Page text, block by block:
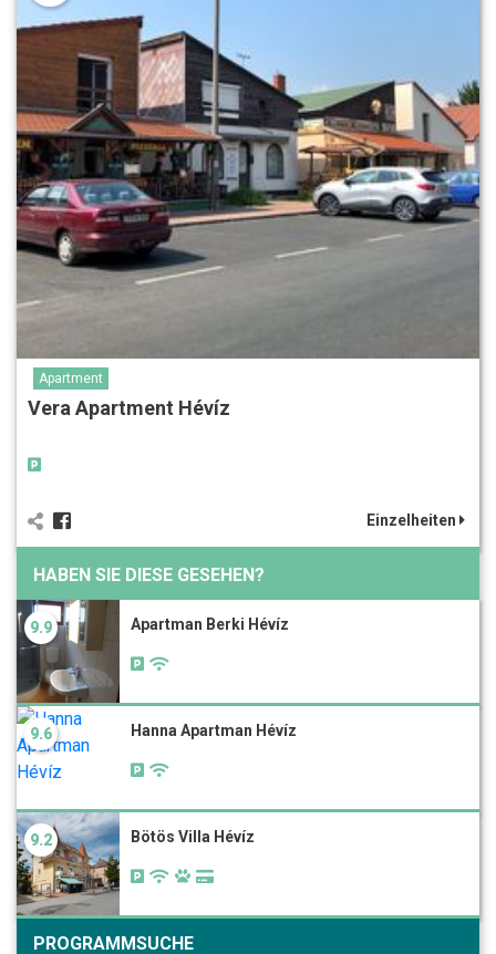
Apartment
Vera Apartment Hévíz
Einzelheiten
HABEN SIE DIESE GESEHEN?
9.9 Apartman Berki Hévíz
9.6 Hanna Apartman Hévíz
9.2 Bötös Villa Hévíz
PROGRAMMSUCHE